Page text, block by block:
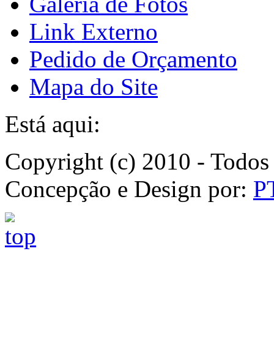
Link Externo
Pedido de Orçamento
Mapa do Site
Está aqui:
Copyright (c) 2010 -
Concepção e Design por: